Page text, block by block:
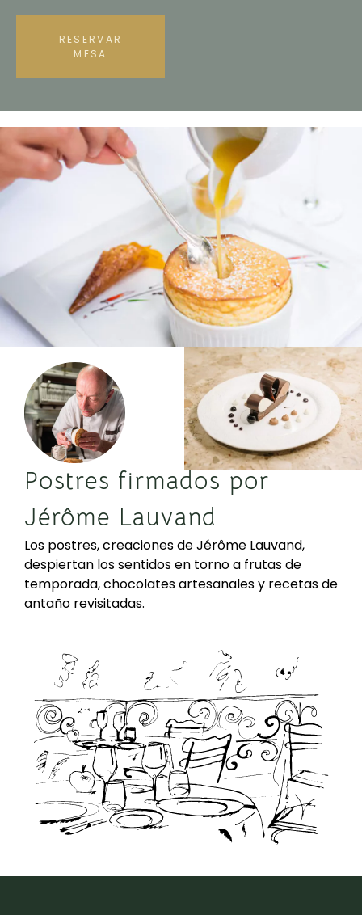
RESERVAR
MESA
Postres firmados por
Jérôme Lauvand
Los postres, creaciones de Jérôme Lauvand,
despiertan los sentidos en torno a frutas de
temporada, chocolates artesanales y recetas de
antaño revisitadas.